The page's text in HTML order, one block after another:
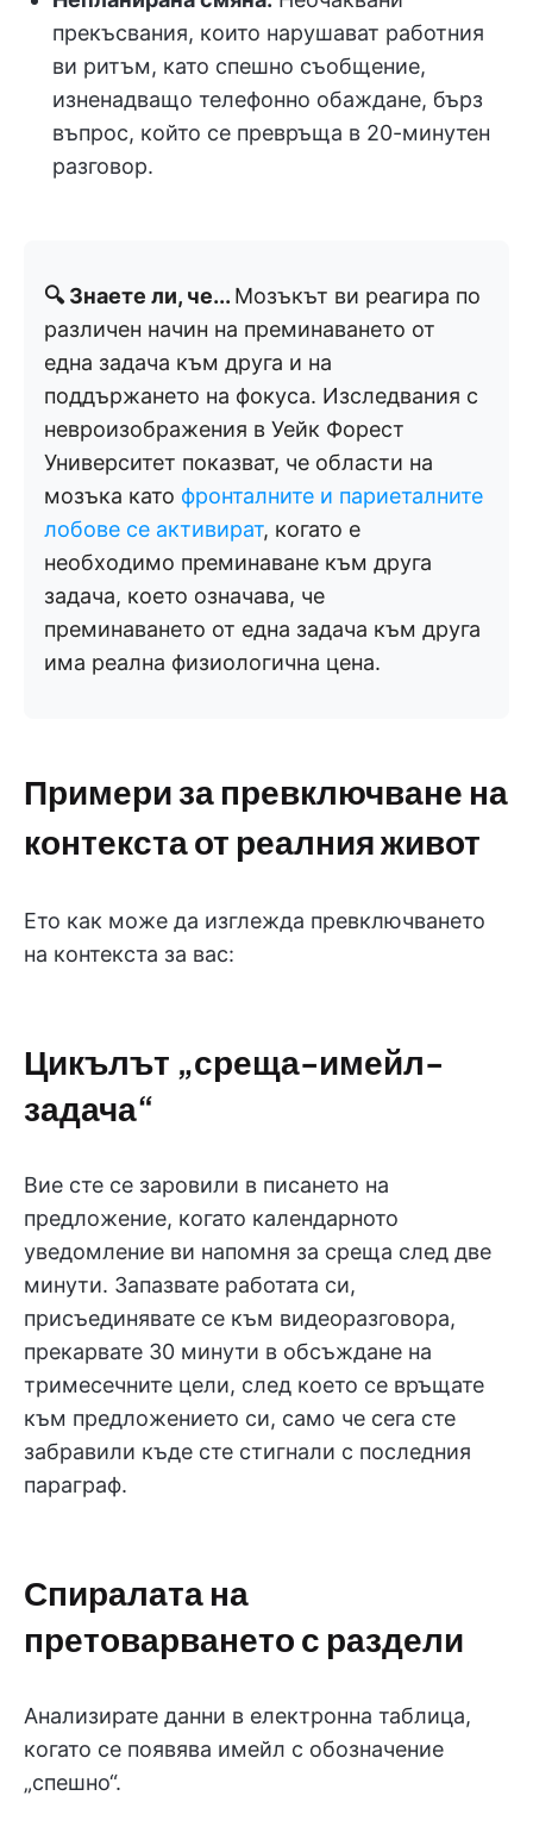
прекъсвания, които нарушават работния
ви ритъм, като спешно съобщение,
изненадващо телефонно обаждане, бърз
въпрос, който се превръща в 20-минутен
разговор.
🔍 Знаете ли, че... Мозъкът ви реагира по
различен начин на преминаването от
една задача към друга и на
поддържането на фокуса. Изследвания с
невроизображения в Уейк Форест
Университет показват, че области на
мозъка като фронталните и париеталните
лобове се активират, когато е
необходимо преминаване към друга
задача, което означава, че
преминаването от една задача към друга
има реална физиологична цена.
Примери за превключване на
контекста от реалния живот
Ето как може да изглежда превключването
на контекста за вас:
Цикълът „среща-имейл-
задача“
Вие сте се заровили в писането на
предложение, когато календарното
уведомление ви напомня за среща след две
минути. Запазвате работата си,
присъединявате се към видеоразговора,
прекарвате 30 минути в обсъждане на
тримесечните цели, след което се връщате
към предложението си, само че сега сте
забравили къде сте стигнали с последния
параграф.
Спиралата на
претоварването с раздели
Анализирате данни в електронна таблица,
когато се появява имейл с обозначение
„спешно“.